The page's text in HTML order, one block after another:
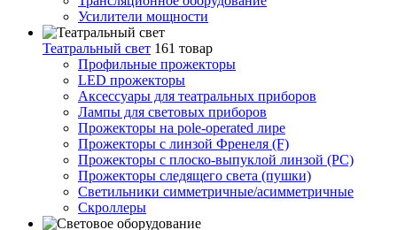
Усилители мощности
Театральный свет 161 товар
Профильные прожекторы
LED прожекторы
Аксессуары для театральных приборов
Лампы для световых приборов
Прожекторы на pole-operated лире
Прожекторы с линзой Френеля (F)
Прожекторы с плоско-выпуклой линзой (PC)
Прожекторы следящего света (пушки)
Светильники симметричные/асимметричные
Скроллеры